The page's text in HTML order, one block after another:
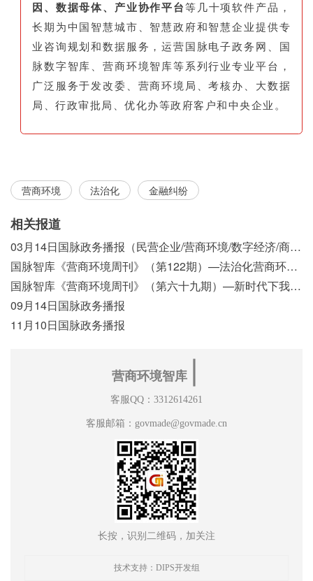
因、数据母体、产业协作平台等几十项软件产品，
长期为中国智慧城市、智慧政府和智慧企业提供专
业咨询规划和数据服务，运营国脉电子政务网、国
脉数字智库、营商环境智库等系列行业专业平台，
广泛服务于发改委、营商环境局、考核办、大数据
局、行政审批局、优化办等政府客户和中央企业。
营商环境 法治化 金融纠纷
相关报道
03月14日国脉政务播报（民营企业/营商环境/数字经济/商事制度改革）
国脉智库《营商环境周刊》（第122期）—法治化营商环境视域下我国行政执法公示制度浅析
国脉智库《营商环境周刊》（第六十九期）—新时代下我国营商环境标准体系构建初探
09月14日国脉政务播报
11月10日国脉政务播报
营商环境智库
客服QQ：3312614261
客服邮箱：govmade@govmade.cn
长按，识别二维码，加关注
技术支持：DIPS开发组